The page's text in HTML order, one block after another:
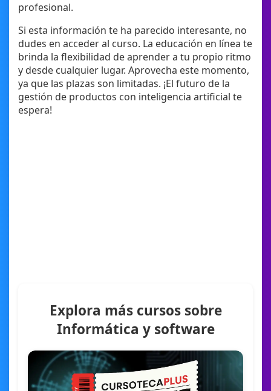
profesional.
Si esta información te ha parecido interesante, no
dudes en acceder al curso. La educación en línea te
brinda la flexibilidad de aprender a tu propio ritmo
y desde cualquier lugar. Aprovecha este momento,
ya que las plazas son limitadas. ¡El futuro de la
gestión de productos con inteligencia artificial te
espera!
Explora más cursos sobre
Informática y software